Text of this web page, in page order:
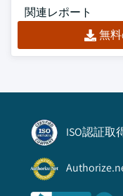
関連レポート
無
ISO認証取